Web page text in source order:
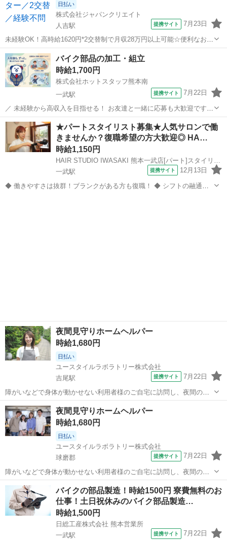
日払い
株式会社ジャパンクリエイト
人吉駅
提携サイト 7月23日
未経験OK！高時給1620円*2交替制で月収28万円以上可能☆便利なお給
料の日払い・週払い制度あり／20代・30代・40代・50代在籍中 ＼株式
会社ジャパンクリエイトの強み／ 【製造・物流に特化した圧倒的な専
門性】 ジャ...
熊本 球磨郡 人吉駅 工場
バイク部品の加工・組立
時給1,700円
株式会社ホットスタッフ熊本南
一武駅
提携サイト 7月22日
／ 未経験から高収入を目指せる！ お友達と一緒に応募も大歓迎です★
＼ 即日勤務OK！ すぐにでも収入が欲しい方ぜひご応募ください！
《勤務先》 気になる勤務先はバイクの部品を製造している工場です。
エンジン部分の要にな...
熊本 球磨郡 一武駅 工場
★パートスタイリスト募集★人気サロンで働
きませんか？復職希望の方大歓迎◎ HA…
時給1,150円
HAIR STUDIO IWASAKI 熊本一武店[パート]スタイリスト(株式会社ハクブン)
一武駅
提携サイト 12月13日
◆ 働きやすさは抜群！ブランクがある方も復職！ ◆ シフトの融通が
夜間見守りホームヘルパー
時給1,680円
日払い
ユースタイルラボラトリー株式会社
吉尾駅
提携サイト 7月22日
障がいなどで身体が動かせない利用者様のご自宅に訪問し、夜間のケ
アを行う重度訪問介護のお仕事です。 ※1対1で誠実に向き合える方を
募集 【仕事内容】 寝返りをうたせて上げたり、たんの吸引などを行
う、利用者様の就寝中のケアを行...
熊本 球磨郡 吉尾駅
夜間見守りホームヘルパー
時給1,680円
日払い
ユースタイルラボラトリー株式会社
球磨郡
提携サイト 7月22日
障がいなどで身体が動かせない利用者様のご自宅に訪問し、夜間のケ
アを行う重度訪問介護のお仕事です。 ※1対1で誠実に向き合える方を
募集 【仕事内容】 寝返りをうたせて上げたり、たんの吸引などを行
う、利用者様の就寝中のケアを行...
熊本 介護
バイクの部品製造！時給1500円 寮費無料のお
仕事！土日祝休みのバイク部品製造…
時給1,500円
日総工産株式会社 熊本営業所
一武駅
提携サイト 7月22日